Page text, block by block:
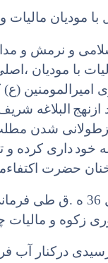
مودیان مالیات
و نرمش و
با مودیان
امیرالمومنین
ازنهج البلاغه
شدن
خودداری کرده و
حضرت
آنحضرت درسال 36 ه .ق
زکوه و مالیات
درکنار آب